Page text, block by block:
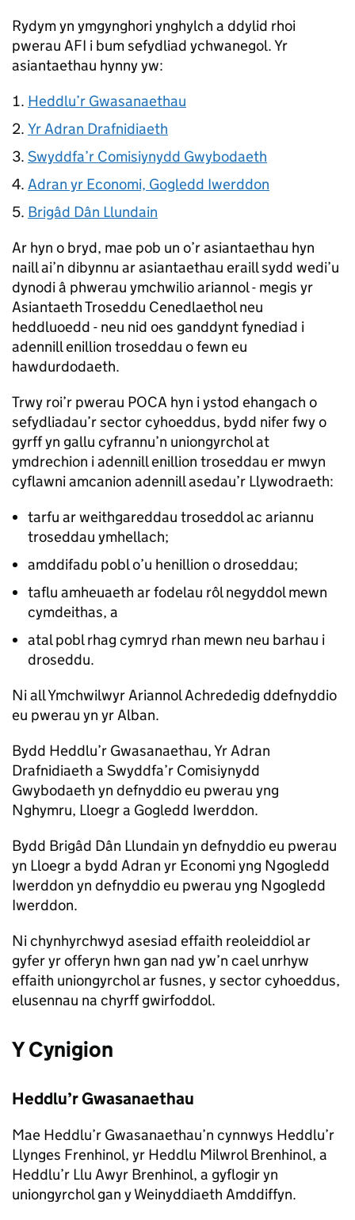
Rydym yn ymgynghori ynghylch a ddylid rhoi
pwerau AFI i bum sefydliad ychwanegol. Yr
asiantaethau hynny yw:
Heddlu’r Gwasanaethau
Yr Adran Drafnidiaeth
Swyddfa’r Comisiynydd Gwybodaeth
Adran yr Economi, Gogledd Iwerddon
Brigâd Dân Llundain
Ar hyn o bryd, mae pob un o’r asiantaethau hyn
naill ai’n dibynnu ar asiantaethau eraill sydd wedi’u
dynodi â phwerau ymchwilio ariannol - megis yr
Asiantaeth Troseddu Cenedlaethol neu
heddluoedd - neu nid oes ganddynt fynediad i
adennill enillion troseddau o fewn eu
hawdurdodaeth.
Trwy roi’r pwerau POCA hyn i ystod ehangach o
sefydliadau’r sector cyhoeddus, bydd nifer fwy o
gyrff yn gallu cyfrannu’n uniongyrchol at
ymdrechion i adennill enillion troseddau er mwyn
cyflawni amcanion adennill asedau’r Llywodraeth:
tarfu ar weithgareddau troseddol ac ariannu
troseddau ymhellach;
amddifadu pobl o’u henillion o droseddau;
taflu amheuaeth ar fodelau rôl negyddol mewn
cymdeithas, a
atal pobl rhag cymryd rhan mewn neu barhau i
droseddu.
Ni all Ymchwilwyr Ariannol Achrededig ddefnyddio
eu pwerau yn yr Alban.
Bydd Heddlu’r Gwasanaethau, Yr Adran
Drafnidiaeth a Swyddfa’r Comisiynydd
Gwybodaeth yn defnyddio eu pwerau yng
Nghymru, Lloegr a Gogledd Iwerddon.
Bydd Brigâd Dân Llundain yn defnyddio eu pwerau
yn Lloegr a bydd Adran yr Economi yng Ngogledd
Iwerddon yn defnyddio eu pwerau yng Ngogledd
Iwerddon.
Ni chynhyrchwyd asesiad effaith reoleiddiol ar
gyfer yr offeryn hwn gan nad yw’n cael unrhyw
effaith uniongyrchol ar fusnes, y sector cyhoeddus,
elusennau na chyrff gwirfoddol.
Y Cynigion
Heddlu’r Gwasanaethau
Mae Heddlu’r Gwasanaethau’n cynnwys Heddlu’r
Llynges Frenhinol, yr Heddlu Milwrol Brenhinol, a
Heddlu’r Llu Awyr Brenhinol, a gyflogir yn
uniongyrchol gan y Weinyddiaeth Amddiffyn.